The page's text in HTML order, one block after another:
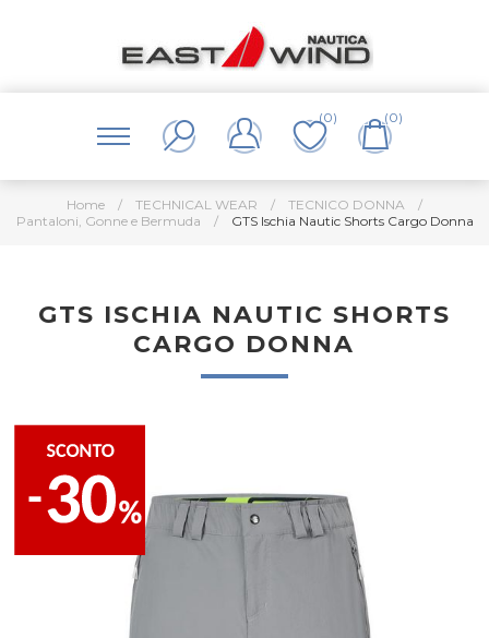
(0) (0)
Home / TECHNICAL WEAR / TECNICO DONNA
/
Pantaloni, Gonne e Bermuda
/ GTS Ischia Nautic Shorts Cargo Donna
GTS ISCHIA NAUTIC SHORTS
CARGO DONNA